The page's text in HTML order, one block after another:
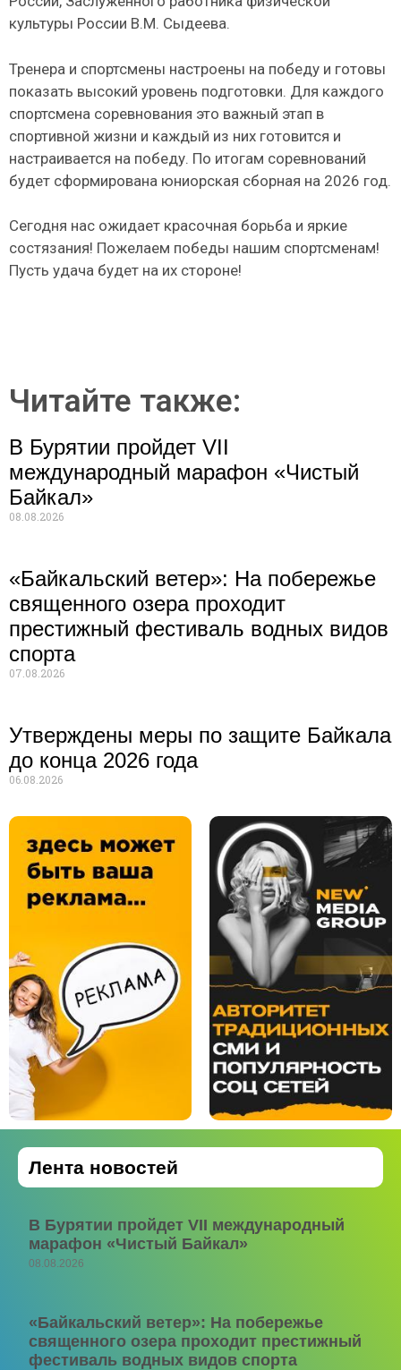
культуры России В.М. Сыдеева.
Тренера и спортсмены настроены на победу и готовы
показать высокий уровень подготовки. Для каждого
спортсмена соревнования это важный этап в
спортивной жизни и каждый из них готовится и
настраивается на победу. По итогам соревнований
будет сформирована юниорская сборная на 2026 год.
Сегодня нас ожидает красочная борьба и яркие
состязания! Пожелаем победы нашим спортсменам!
Пусть удача будет на их стороне!
Читайте также:
В Бурятии пройдет VII
международный марафон «Чистый
Байкал»
08.08.2026
«Байкальский ветер»: На побережье
священного озера проходит
престижный фестиваль водных видов
спорта
07.08.2026
Утверждены меры по защите Байкала
до конца 2026 года
06.08.2026
Лента новостей
В Бурятии пройдет VII международный
марафон «Чистый Байкал»
08.08.2026
«Байкальский ветер»: На побережье
священного озера проходит престижный
фестиваль водных видов спорта